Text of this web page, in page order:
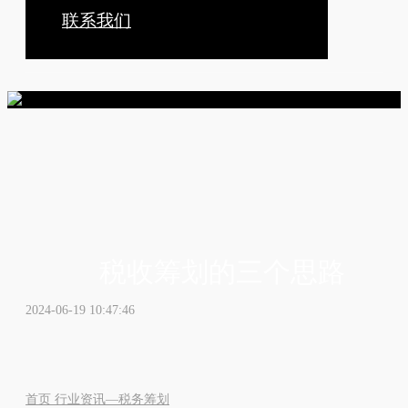
联系我们
2024-06-19 10:47:46
首页 行业资讯—税务筹划